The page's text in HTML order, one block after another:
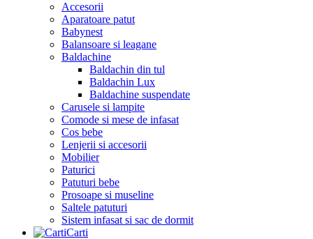
Accesorii
Aparatoare patut
Babynest
Balansoare si leagane
Baldachine
Baldachin din tul
Baldachin Lux
Baldachine suspendate
Carusele si lampite
Comode si mese de infasat
Cos bebe
Lenjerii si accesorii
Mobilier
Paturici
Patuturi bebe
Prosoape si museline
Saltele patuturi
Sistem infasat si sac de dormit
Carti